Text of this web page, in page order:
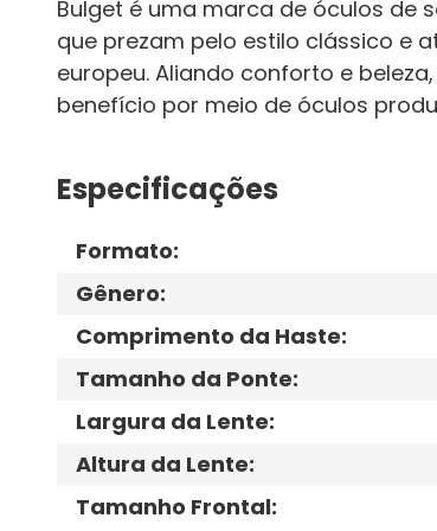
Bulget é uma marca de óculos de
que prezam pelo estilo clássico e
europeu. Aliando conforto e
benefício por meio de óculos
Especificações
Formato:
Gênero:
Comprimento da Haste:
Tamanho da Ponte:
Largura da Lente:
Altura da Lente:
Tamanho Frontal: